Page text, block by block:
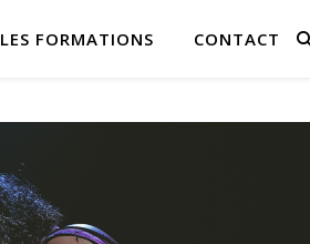
LES FORMATIONS CONTACT